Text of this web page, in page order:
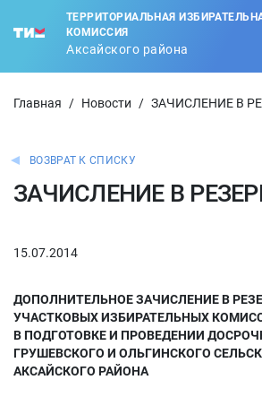
ТЕРРИТОРИАЛЬНАЯ
КОМИССИЯ
Аксайского района
Главная / Новости / ЗАЧИСЛЕНИЕ В
ВОЗВРАТ К СПИСКУ
ЗАЧИСЛЕНИЕ В
15.07.2014
ДОПОЛНИТЕЛЬНОЕ ЗАЧИСЛЕНИЕ В
УЧАСТКОВЫХ ИЗБИРАТЕЛЬНЫХ
В ПОДГОТОВКЕ И ПРОВЕДЕНИИ
ГРУШЕВСКОГО И ОЛЬГИНСКОГО
АКСАЙСКОГО РАЙОНА